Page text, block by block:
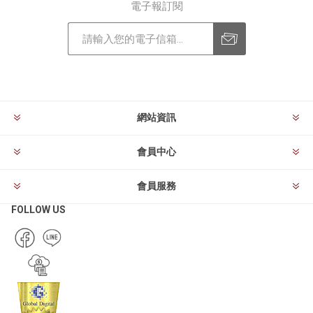
電子報訂閱
網站資訊
會員中心
會員服務
FOLLOW US